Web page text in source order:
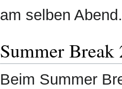
am selben Abend.
Summer Break
Beim Summer